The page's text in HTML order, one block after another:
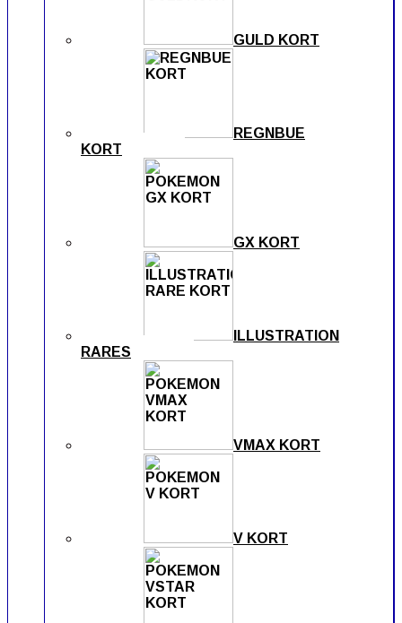
GULD KORT
REGNBUE
KORT
GX KORT
ILLUSTRATION
RARES
VMAX KORT
V KORT